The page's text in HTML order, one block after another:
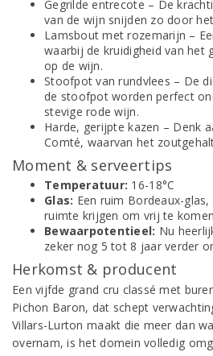
Gegrilde entrecote – De
van de wijn snijden zo door
Lamsbout met rozemarijn –
waarbij de kruidigheid van het
op de wijn.
Stoofpot van rundvlees – De
de stoofpot worden perfect
stevige rode wijn.
Harde, gerijpte kazen – Denk
Comté, waarvan het
Moment & serveertips
Temperatuur: 16-18°C
Glas: Een ruim Bordeaux-
ruimte krijgen om vrij te
Bewaarpotentieel: Nu
zeker nog 5 tot 8 jaar verder
Herkomst & producent
Een vijfde grand cru classé met
Pichon Baron, dat schept
Villars-Lurton maakt die meer dan
overnam, is het domein volledig